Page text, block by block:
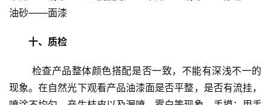
油砂——面漆
十、质检
现象。在自然光下观看产品油漆面是否平整，是否有流挂，